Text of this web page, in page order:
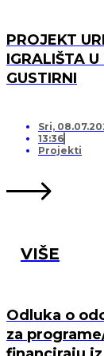
PROJEKT
IGRALIŠTA
GUSTIRNI
Sri,
13:36
Projekti
VIŠE
Odluka o
za